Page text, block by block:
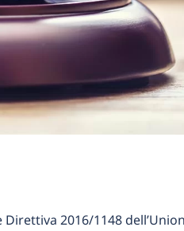
Direttiva 2016/1148